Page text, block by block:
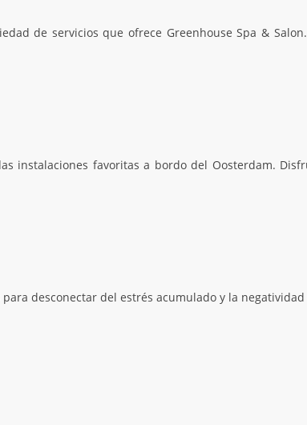
de servicios que ofrece Greenhouse Spa &
instalaciones favoritas a bordo del Oosterdam.
para desconectar del estrés acumulado y la